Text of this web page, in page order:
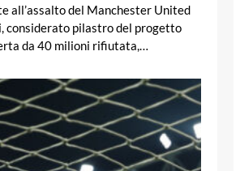
all’assalto del Manchester United
considerato pilastro del progetto
da 40 milioni rifiutata,…